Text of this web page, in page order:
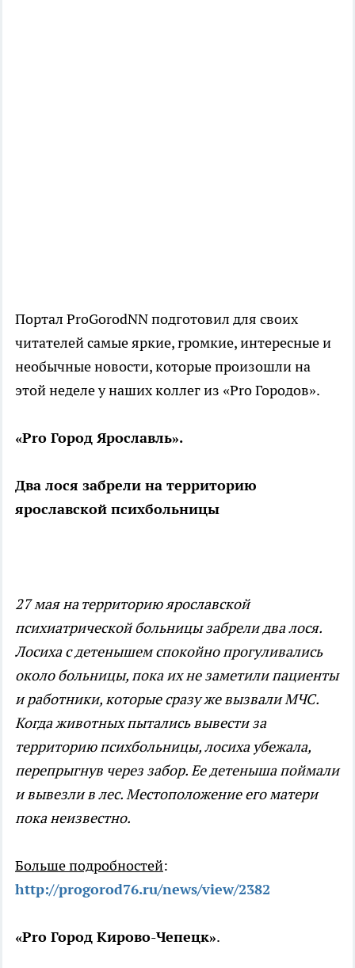
Портал ProGorodNN подготовил для своих
читателей самые яркие, громкие, интересные и
необычные новости, которые произошли на
этой неделе у наших коллег из «Pro Городов».
«Pro Город Ярославль».
Два лося забрели на территорию
ярославской психбольницы
27 мая на территорию ярославской
психиатрической больницы забрели два лося.
Лосиха с детенышем спокойно прогуливались
около больницы, пока их не заметили пациенты
и работники, которые сразу же вызвали МЧС.
Когда животных пытались вывести за
территорию психбольницы, лосиха убежала,
перепрыгнув через забор. Ее детеныша поймали
и вывезли в лес. Местоположение его матери
пока неизвестно.
Больше подробностей:
http://progorod76.ru/news/view/2382
«Pro Город Кирово-Чепецк».